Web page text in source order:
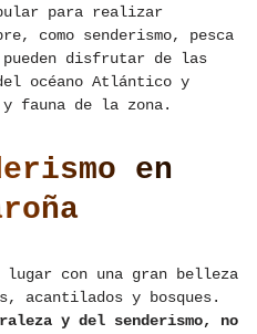
para realizar
como senderismo, pesca
disfrutar de las
océano Atlántico y
fauna de la zona.
en
lugar con una gran belleza
acantilados y bosques.
y del senderismo, no